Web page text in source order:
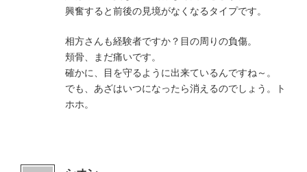
興奮すると前後の見境がなくなるタイプです。
相方さんも経験者ですか？目の周りの負傷。
頬骨、まだ痛いです。
確かに、目を守るように出来ているんですね～。
でも、あざはいつになったら消えるのでしょう。ト
ホホ。